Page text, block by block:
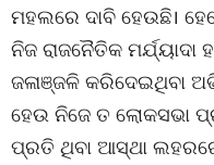
ମହଲରେ ଦାବି ହେଉଛି।
ନିଜ ରାଜନୈତିକ ମର୍ଯ୍ୟାଦା
ଜଳାଞ୍ଜଳି କରିଦେଇଥିବା
ହେଉ ନିଜେ ତ ଲୋକସଭା
ପ୍ରତି ଥିବା ଆସ୍ଥା